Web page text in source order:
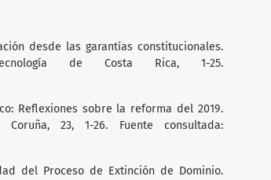
desde las garantías constitucionales.
de Costa Rica, 1-25.
Reflexiones sobre la reforma del 2019.
23, 1-26. Fuente consultada:
del Proceso de Extinción de Dominio.